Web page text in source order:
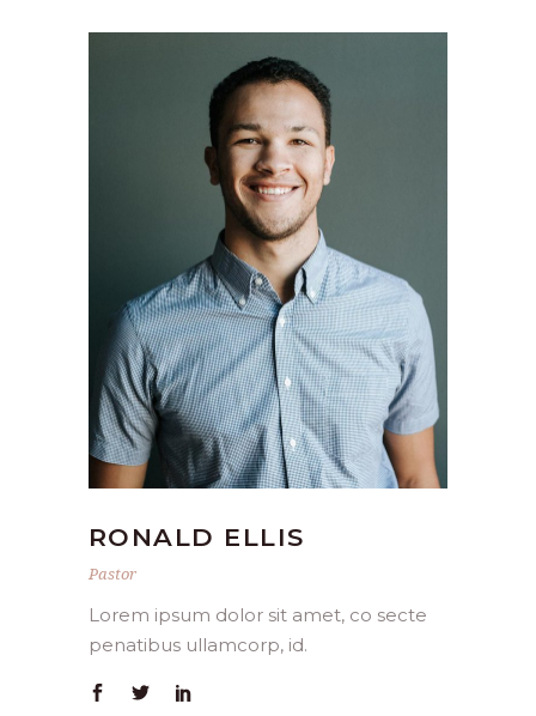
RONALD ELLIS
Pastor
Lorem ipsum dolor sit amet, co secte
penatibus ullamcorp, id.